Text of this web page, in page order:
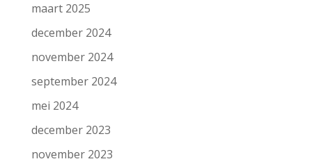
maart 2025
december 2024
november 2024
september 2024
mei 2024
december 2023
november 2023